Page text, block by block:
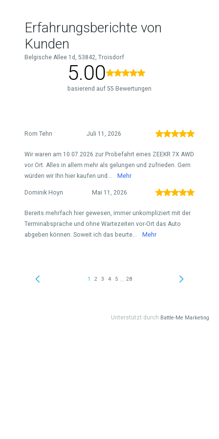
Erfahrungsberichte von
Kunden
Belgische Allee 1d, 53842, Troisdorf
5.00
basierend auf 55 Bewertungen
Rom Tehn Juli 11, 2026
Wir waren am 10.07.2026 zur Probefahrt eines ZEEKR 7X AWD
vor Ort. Alles in allem mehr als gelungen und zufrieden. Gern
würden wir Ihn hier kaufen und...
Mehr
Dominik Hoyn Mai 11, 2026
Bereits mehrfach hier gewesen, immer unkompliziert mit der
Terminabsprache und ohne Wartezeiten vor-Ort das Auto
abgeben können. Soweit ich das beurte...
Mehr
1 2 3 4 5 28
Unterstützt durch Battle-Me Marketing